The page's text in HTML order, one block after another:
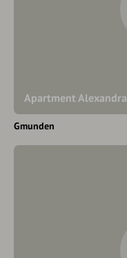
Apartment Alexandra
Gmunden